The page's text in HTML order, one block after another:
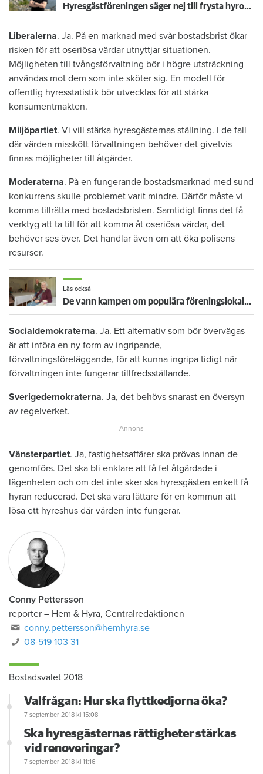
Hyresgästföreningen säger nej till frysta hyror: ”Får inte bli en bricka i ett politiskt spel”
Liberalerna. Ja. På en marknad med svår bostadsbrist ökar
risken för att oseriösa värdar utnyttjar situationen.
Möjligheten till tvångsförvaltning bör i högre utsträckning
användas mot dem som inte sköter sig. En modell för
offentlig hyresstatistik bör utvecklas för att stärka
konsumentmakten.
Miljöpartiet. Vi vill stärka hyresgästernas ställning. I de fall
där värden misskött förvaltningen behöver det givetvis
finnas möjligheter till åtgärder.
Moderaterna. På en fungerande bostadsmarknad med sund
konkurrens skulle problemet varit mindre. Därför måste vi
komma tillrätta med bostadsbristen. Samtidigt finns det få
verktyg att ta till för att komma åt oseriösa värdar, det
behöver ses över. Det handlar även om att öka polisens
resurser.
Läs också
De vann kampen om populära föreningslokalen – så fick de Övikshem att riva uppsägningen
Socialdemokraterna. Ja. Ett alternativ som bör övervägas
är att införa en ny form av ingripande,
förvaltningsföreläggande, för att kunna ingripa tidigt när
förvaltningen inte fungerar tillfredsställande.
Sverigedemokraterna. Ja, det behövs snarast en översyn
av regelverket.
Vänsterpartiet. Ja, fastighetsaffärer ska prövas innan de
genomförs. Det ska bli enklare att få fel åtgärdade i
lägenheten och om det inte sker ska hyresgästen enkelt få
hyran reducerad. Det ska vara lättare för en kommun att
lösa ett hyreshus där värden inte fungerar.
Conny Pettersson
reporter – Hem & Hyra, Centralredaktionen
conny.pettersson@hemhyra.se
08-519 103 31
Bostadsvalet 2018
Valfrågan: Hur ska flyttkedjorna öka?
7 september 2018 kl 15:08
Ska hyresgästernas rättigheter stärkas
vid renoveringar?
7 september 2018 kl 11:16